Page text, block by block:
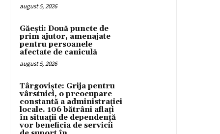
august 5, 2026
Găești: Două puncte de
prim ajutor, amenajate
pentru persoanele
afectate de caniculă
august 5, 2026
Târgoviște: Grija pentru
vârstnici, o preocupare
constantă a administrației
locale. 106 bătrâni aflați
în situații de dependență
vor beneficia de servicii